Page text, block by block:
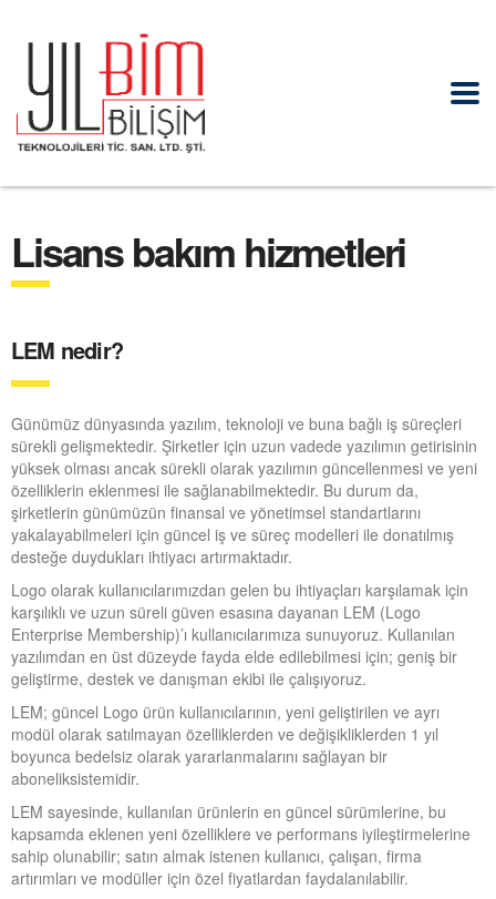
Lisans bakım hizmetleri
LEM nedir?
Günümüz dünyasında yazılım, teknoloji ve buna bağlı iş süreçleri
sürekli gelişmektedir. Şirketler için uzun vadede yazılımın getirisinin
yüksek olması ancak sürekli olarak yazılımın güncellenmesi ve yeni
özelliklerin eklenmesi ile sağlanabilmektedir. Bu durum da,
şirketlerin günümüzün finansal ve yönetimsel standartlarını
yakalayabilmeleri için güncel iş ve süreç modelleri ile donatılmış
desteğe duydukları ihtiyacı artırmaktadır.
Logo olarak kullanıcılarımızdan gelen bu ihtiyaçları karşılamak için
karşılıklı ve uzun süreli güven esasına dayanan LEM (Logo
Enterprise Membership)’ı kullanıcılarımıza sunuyoruz. Kullanılan
yazılımdan en üst düzeyde fayda elde edilebilmesi için; geniş bir
geliştirme, destek ve danışman ekibi ile çalışıyoruz.
LEM; güncel Logo ürün kullanıcılarının, yeni geliştirilen ve ayrı
modül olarak satılmayan özelliklerden ve değişikliklerden 1 yıl
boyunca bedelsiz olarak yararlanmalarını sağlayan bir
aboneliksistemidir.
LEM sayesinde, kullanılan ürünlerin en güncel sürümlerine, bu
kapsamda eklenen yeni özelliklere ve performans iyileştirmelerine
sahip olunabilir; satın almak istenen kullanıcı, çalışan, firma
artırımları ve modüller için özel fiyatlardan faydalanılabilir.